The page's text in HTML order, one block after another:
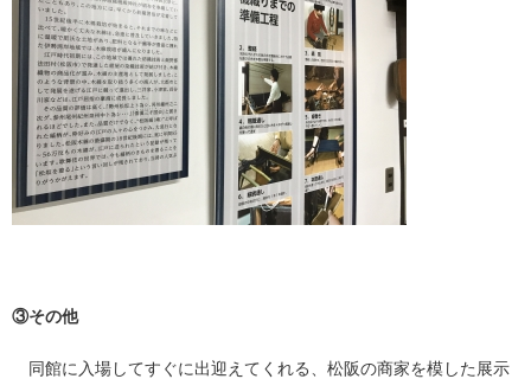
③その他
同館に入場してすぐに出迎えてくれる、松阪の商家を模した展示